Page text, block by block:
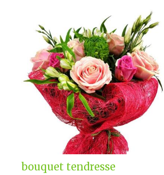
bouquet tendresse